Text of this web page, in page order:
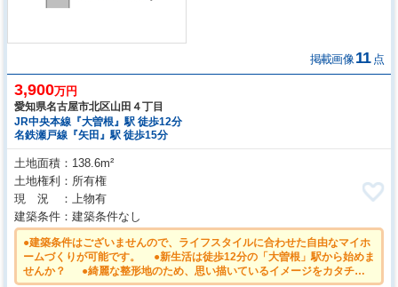
掲載画像 11 点
3,900万円
愛知県名古屋市北区山田４丁目
JR中央本線『大曽根』駅 徒歩12分
名鉄瀬戸線『矢田』駅 徒歩15分
土地面積
138.6m²
土地権利
所有権
現 況
上物有
建築条件
建築条件なし
●建築条件はございませんので、ライフスタイルに合わせた自由なマイホ
ームづくりが可能です。 ●新生活は徒歩12分の「大曽根」駅から始めま
せんか？ ●綺麗な整形地のため、思い描いているイメージをカタチに